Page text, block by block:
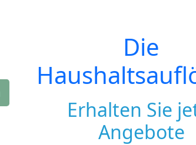
Die
Erhalten Sie
Angebote